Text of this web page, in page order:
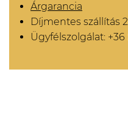
Árgarancia
Díjmentes szállítás
Ügyfélszolgálat: